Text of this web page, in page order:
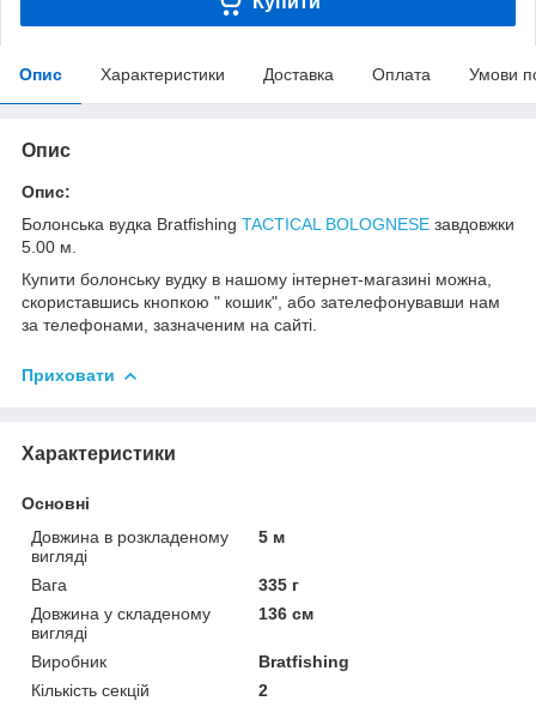
Опис Характеристики Доставка Оплата Умови
Опис
Опис:
Болонська вудка Bratfishing TACTICAL BOLOGNESE завдовжки
5.00 м.
Купити болонську вудку в нашому інтернет-магазині можна,
скориставшись кнопкою " кошик", або зателефонувавши нам
за телефонами, зазначеним на сайті.
Приховати
Характеристики
Основні
Довжина в розкладеному
вигляді
5 м
Вага
335 г
Довжина у складеному
вигляді
136 см
Виробник
Bratfishing
Кількість секцій
2